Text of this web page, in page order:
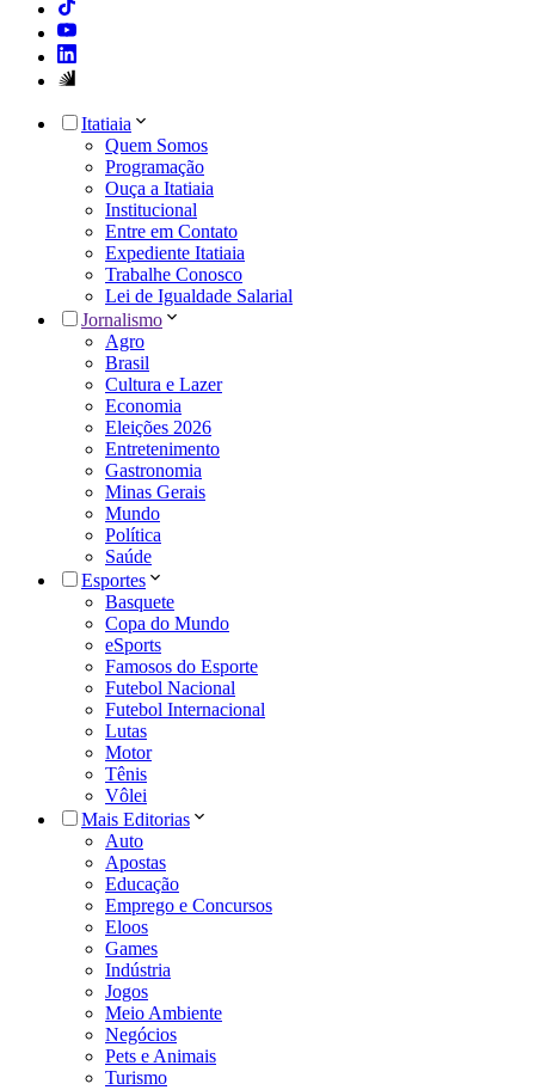
Itatiaia
Quem Somos
Programação
Ouça a Itatiaia
Institucional
Entre em Contato
Expediente Itatiaia
Trabalhe Conosco
Lei de Igualdade Salarial
Jornalismo
Agro
Brasil
Cultura e Lazer
Economia
Eleições 2026
Entretenimento
Gastronomia
Minas Gerais
Mundo
Política
Saúde
Esportes
Basquete
Copa do Mundo
eSports
Famosos do Esporte
Futebol Nacional
Futebol Internacional
Lutas
Motor
Tênis
Vôlei
Mais Editorias
Auto
Apostas
Educação
Emprego e Concursos
Eloos
Games
Indústria
Jogos
Meio Ambiente
Negócios
Pets e Animais
Turismo